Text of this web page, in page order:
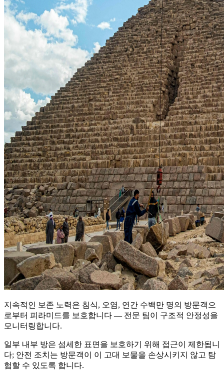
지속적인 보존 노력은 침식, 오염, 연간 수백만 명의 방문객으
로부터 피라미드를 보호합니다 — 전문 팀이 구조적 안정성을
모니터링합니다.
일부 내부 방은 섬세한 표면을 보호하기 위해 접근이 제한됩니
다; 안전 조치는 방문객이 이 고대 보물을 손상시키지 않고 탐
험할 수 있도록 합니다.